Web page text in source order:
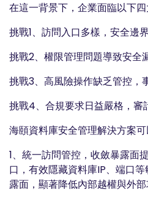
在這一背景下，企業面臨以下四
挑戰1、訪問入口多樣，安全邊
挑戰2、權限管理問題導致安全
挑戰3、高風險操作缺乏管控，
挑戰4、合規要求日益嚴格，審
海頤資料庫安全管理解決方案
1、統一訪問管控，收斂暴露面
口，有效隱藏資料庫IP、端口
露面，顯著降低內部越權與外部